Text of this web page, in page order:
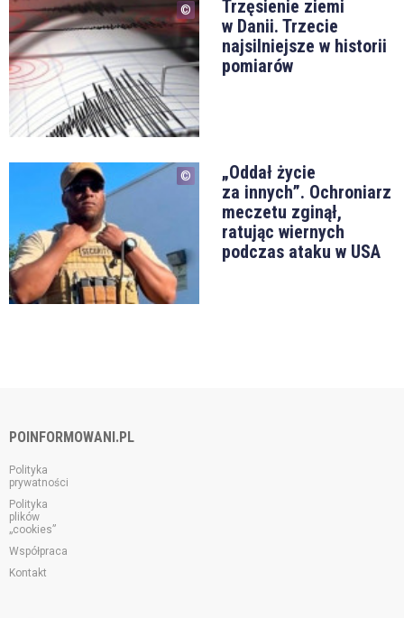
Trzęsienie ziemi
w Danii. Trzecie
najsilniejsze w historii
pomiarów
„Oddał życie
za innych”. Ochroniarz
meczetu zginął,
ratując wiernych
podczas ataku w USA
POINFORMOWANI.PL
Polityka
prywatności
Polityka
plików
„cookies”
Współpraca
Kontakt